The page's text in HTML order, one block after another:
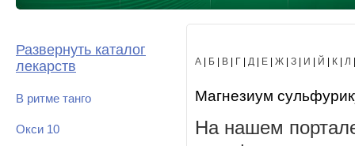
Развернуть каталог
лекарств
В ритме танго
Окси 10
А Б В Г Д Е Ж З И Й К Л
Магнезиум
На нашем